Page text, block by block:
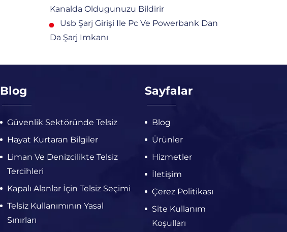
Kanalda Oldugunuzu Bildirir
Usb Şarj Girişi Ile Pc Ve Powerbank Dan
Da Şarj Imkanı
Blog
Güvenlik Sektöründe Telsiz
Hayat Kurtaran Bilgiler
Liman Ve Denizcilikte Telsiz
Tercihleri
Kapalı Alanlar İçin Telsiz Seçimi
Telsiz Kullanımının Yasal
Sınırları
Sayfalar
Blog
Ürünler
Hizmetler
İletişim
Çerez Politikası
Site Kullanım
Koşulları